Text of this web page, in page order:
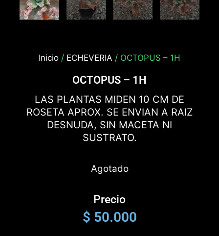
Inicio / ECHEVERIA / OCTOPUS – 1H
OCTOPUS – 1H
LAS PLANTAS MIDEN 10 CM DE
ROSETA APROX. SE ENVIAN A RAIZ
DESNUDA, SIN MACETA NI
SUSTRATO.
Agotado
Precio
$ 50.000